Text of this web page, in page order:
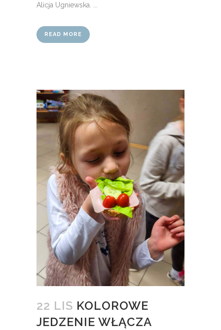
Alicja Ugniewska. ...
READ MORE
22 LIS KOLOROWE
JEDZENIE WŁĄCZA